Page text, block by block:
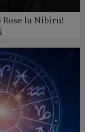
la Nibiru!